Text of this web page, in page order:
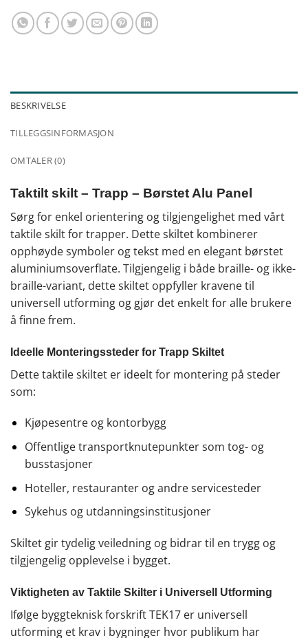
BESKRIVELSE
TILLEGGSINFORMASJON
OMTALER (0)
Taktilt skilt – Trapp – Børstet Alu Panel
Sørg for enkel orientering og tilgjengelighet med vårt
taktile skilt for trapper. Dette skiltet kombinerer
opphøyde symboler og tekst med en elegant børstet
aluminiumsoverflate. Tilgjengelig i både braille- og ikke-
braille-variant, dette skiltet oppfyller kravene til
universell utforming og gjør det enkelt for alle brukere
å finne frem.
Ideelle Monteringssteder for Trapp Skiltet
Dette taktile skiltet er ideelt for montering på steder
som:
Kjøpesentre og kontorbygg
Offentlige transportknutepunkter som tog- og
busstasjoner
Hoteller, restauranter og andre servicesteder
Sykehus og utdanningsinstitusjoner
Skiltet gir tydelig veiledning og bidrar til en trygg og
tilgjengelig opplevelse i bygget.
Viktigheten av Taktile Skilter i Universell Utforming
Ifølge byggteknisk forskrift TEK17 er universell
utforming et krav i bygninger hvor publikum har